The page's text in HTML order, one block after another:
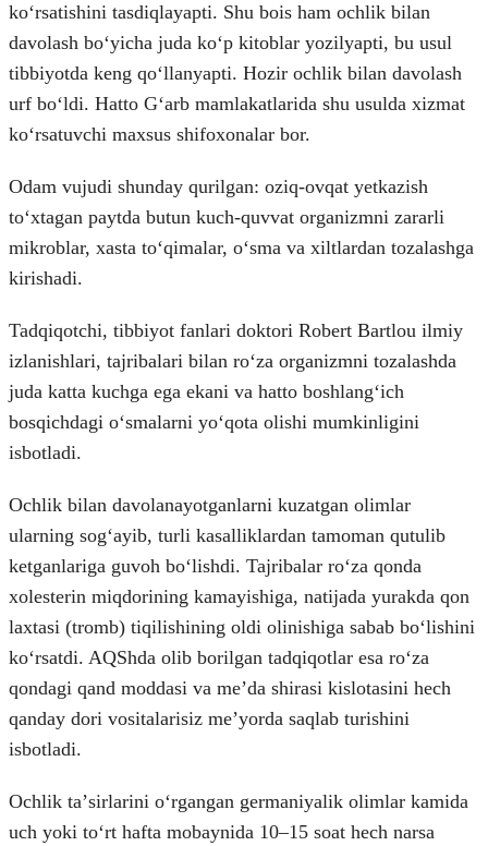
koʻrsatishini tasdiqlayapti. Shu bois ham ochlik bilan
davolash boʻyicha juda koʻp kitoblar yozilyapti, bu usul
tibbiyotda keng qoʻllanyapti. Hozir ochlik bilan davolash
urf boʻldi. Hatto Gʻarb mamlakatlarida shu usulda xizmat
koʻrsatuvchi maxsus shifoxonalar bor.
Odam vujudi shunday qurilgan: oziq-ovqat yetkazish
toʻxtagan paytda butun kuch-quvvat organizmni zararli
mikroblar, xasta toʻqimalar, oʻsma va xiltlardan tozalashga
kirishadi.
Tadqiqotchi, tibbiyot fanlari doktori Robert Bartlou ilmiy
izlanishlari, tajribalari bilan roʻza organizmni tozalashda
juda katta kuchga ega ekani va hatto boshlangʻich
bosqichdagi oʻsmalarni yoʻqota olishi mumkinligini
isbotladi.
Ochlik bilan davolanayotganlarni kuzatgan olimlar
ularning sogʻayib, turli kasalliklardan tamoman qutulib
ketganlariga guvoh boʻlishdi. Tajribalar roʻza qonda
xolesterin miqdorining kamayishiga, natijada yurakda qon
laxtasi (tromb) tiqilishining oldi olinishiga sabab boʻlishini
koʻrsatdi. AQShda olib borilgan tadqiqotlar esa roʻza
qondagi qand moddasi va meʼda shirasi kislotasini hech
qanday dori vositalarisiz meʼyorda saqlab turishini
isbotladi.
Ochlik taʼsirlarini oʻrgangan germaniyalik olimlar kamida
uch yoki toʻrt hafta mobaynida 10–15 soat hech narsa